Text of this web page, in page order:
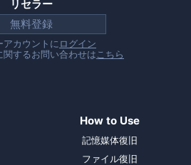
リセラー
無料登録
アカウントにログイン
関するお問い合わせはこちら
How to Use
記憶媒体復旧
ファイル復旧